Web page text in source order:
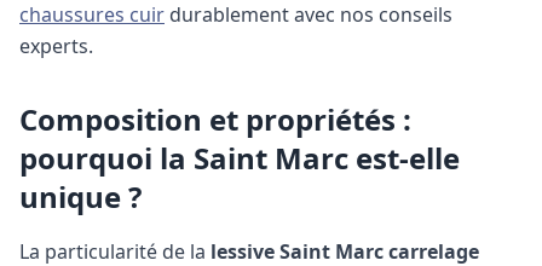
chaussures cuir durablement avec nos conseils
experts.
Composition et propriétés :
pourquoi la Saint Marc est-elle
unique ?
La particularité de la lessive Saint Marc carrelage